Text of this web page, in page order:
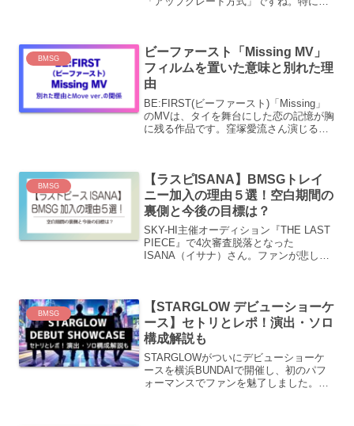
一般販売のこ...
BMSG
ビーファースト「Missing MV」
フィルムを置いた意味と別れた理
由
BE:FIRST(ビーファースト)「Missing」
のMVは、タイを舞台にした恋の記憶が胸
に残る作品です。窪塚愛流さん演じる青
は、2...
BMSG
【ラスピISANA】BMSGトレイ
ニー加入の理由５選！空白期間の
裏側と今後の目標は？
SKY-HI主催オーディション『THE LAST
PIECE』で4次審査脱落となった
ISANA（イサナ）さん。ファンが悲しむ
のか...
BMSG
【STARGLOW デビューショーケ
ース】セトリとレポ！演出・ソロ
構成解説も
STARGLOWがついにデビューショーケ
ースを横浜BUNDAIで開催し、初のパフ
ォーマンスでファンを魅了しました。チ